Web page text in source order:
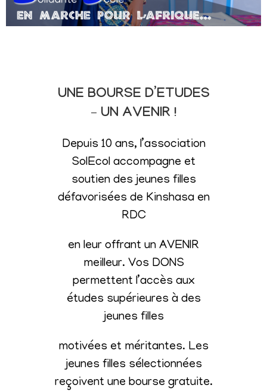
UNE BOURSE D’ETUDES
– UN AVENIR !
Depuis 10 ans, l’association
SolEcol accompagne et
soutien des jeunes filles
défavorisées de Kinshasa en
RDC
en leur offrant un AVENIR
meilleur. Vos DONS
permettent l’accès aux
études supérieures à des
jeunes filles
motivées et méritantes. Les
jeunes filles sélectionnées
reçoivent une bourse gratuite.